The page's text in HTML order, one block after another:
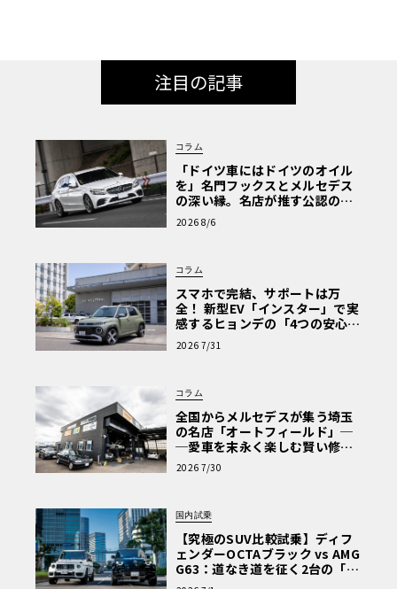
注目の記事
コラム
「ドイツ車にはドイツのオイル
を」名門フックスとメルセデス
の深い縁。名店が推す公認の安
心と、Cクラスで味わうシルキー
な走り〈PR〉
2026 8/6
コラム
スマホで完結、サポートは万
全！ 新型EV「インスター」で実
感するヒョンデの「4つの安心」
【第1回・ヒョンデ6つの疑問：
Why? Hyundai?】〈PR〉
2026 7/31
コラム
全国からメルセデスが集う埼玉
の名店「オートフィールド」─
─愛車を末永く楽しむ賢い修理
術と、プロがフックス製オイル
を選ぶ理由〈PR〉
2026 7/30
国内試乗
【究極のSUV比較試乗】ディフ
ェンダーOCTAブラック vs AMG
G63：道なき道を征く2台の「対
極的アプローチ」